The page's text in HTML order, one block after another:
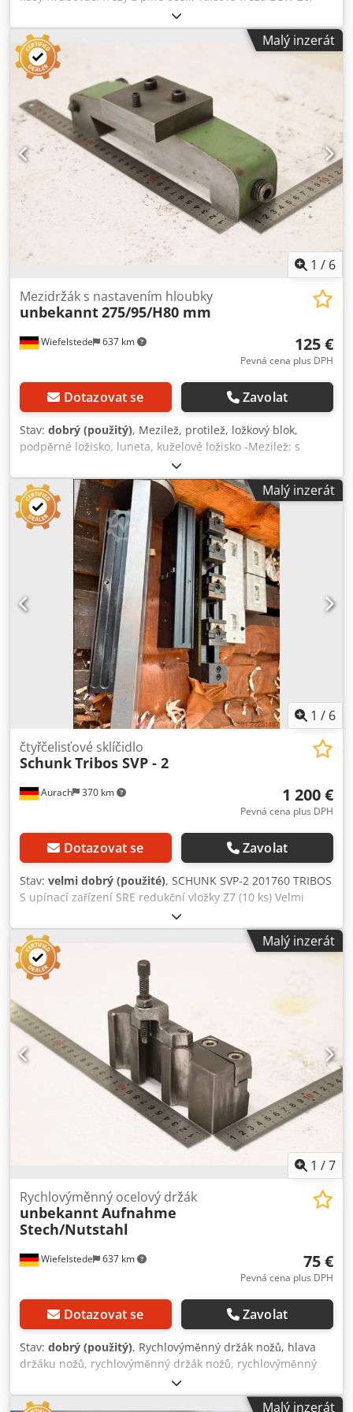
nová – nepoužitá. Materiál řezné hrany – materiál MC90,
tvrdost HRC 67+ 68, povrchová úprava Alcrona. Válcová
fréza z plné oceli, rozměry 40x60x16. Válcová fréza (průměr
40x60, otvor průměr 16, hrubovací fréza, dokončovací
fréza). Válcová fréza z plné oceli. Výrobce Saazor – 6 kusů,
materiál řezné hrany: tvrdokov, typ K + TiAlN. Tvrdokovová
fréza, materiál HM, typ K. EGW 20, modul 0,8, rozměry
40x60, otvor průměr 16. Dodpfxjwb Dfao Al Tsck Všechny
frézy jsou nové a nepoužité, v originálním obalu. Cena:
dohodou. Naše požadovaná cena za kus je od 445 EUR
netto, bez DPH, platí na našem skladu, plus náklady na
balení. U všech technických údajů vyhrazujeme si právo na
chyby a omyly. Prodej výhradně do zemí EU.
Malý inzerát
1 / 6
Wiefelstede 637 km
Mezidržák s nastavením hloubky
unbekannt275/95/H80 mm
125 €
Pevná cena plus DPH
Dotazovat se Zavolat
Stav: dobrý (použitý), Mezilež, protilež, ložkový blok,
podpěrné ložisko, luneta, kuželové ložisko -Mezilež: s
nastavením hloubky -Laštovčí ocás: 179 na 168 mm, výška
21 mm Dcedpfx Aljzmgfws Tjk -Rozměry: viz fotografie /
technická kresba -Celkové rozměry: 275/95/V80 mm -
Hmotnost: 3,9 kg
Malý inzerát
1 / 6
Aurach 370 km
čtyřčelisťové sklíčidlo
SchunkTribos SVP - 2
1 200 €
Pevná cena plus DPH
Dotazovat se Zavolat
Stav: velmi dobrý (použité), SCHUNK SVP-2 201760 TRIBOS
S upínací zařízení SRE redukční vložky Z7 (10 ks) Velmi
dobrý stav Dcsdpfx Alozhrfxs Tok
Malý inzerát
1 /7
Wiefelstede 637 km
Rychlovýměnný ocelový držák
unbekanntAufnahme
Stech/Nutstahl
75 €
Pevná cena plus DPH
Dotazovat se Zavolat
Stav: dobrý (použitý), Rychlovýměnný držák nožů, hlava
držáku nožů, rychlovýměnný držák nožů, rychlovýměnný
držák vrtacích nožů, rychlovýměnný držák vrtacích tyčí,
rychlovýměnný držák soustružnického nože, držák nožů -
Malý inzerát